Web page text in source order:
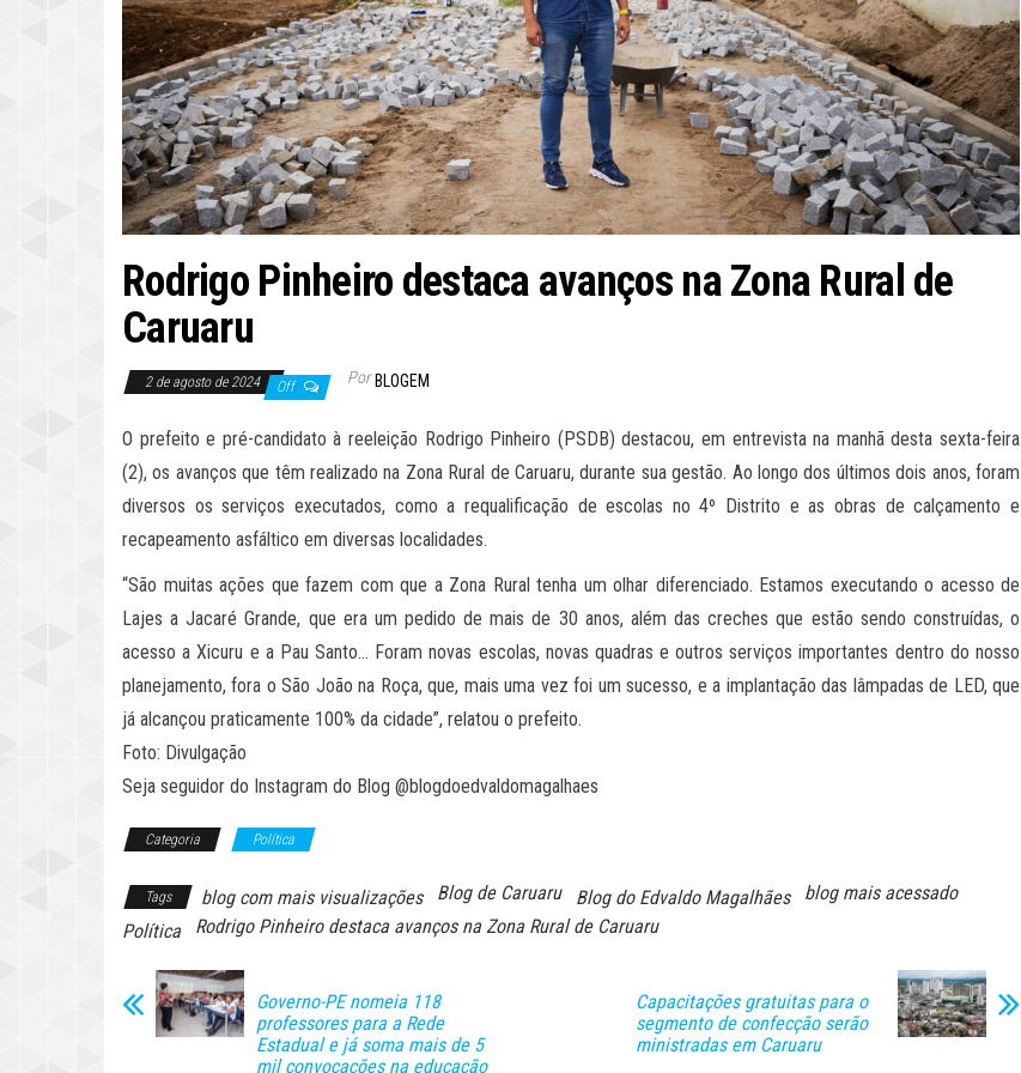
Rodrigo Pinheiro destaca avanços na Zona Rural de
Caruaru
2 de agosto de 2024 Off Por BLOGEM
O prefeito e pré-candidato à reeleição Rodrigo Pinheiro (PSDB) destacou, em entrevista na manhã desta sexta-feira
(2), os avanços que têm realizado na Zona Rural de Caruaru, durante sua gestão. Ao longo dos últimos dois anos, foram
diversos os serviços executados, como a requalificação de escolas no 4º Distrito e as obras de calçamento e
recapeamento asfáltico em diversas localidades.
“São muitas ações que fazem com que a Zona Rural tenha um olhar diferenciado. Estamos executando o acesso de
Lajes a Jacaré Grande, que era um pedido de mais de 30 anos, além das creches que estão sendo construídas, o
acesso a Xicuru e a Pau Santo… Foram novas escolas, novas quadras e outros serviços importantes dentro do nosso
planejamento, fora o São João na Roça, que, mais uma vez foi um sucesso, e a implantação das lâmpadas de LED, que
já alcançou praticamente 100% da cidade”, relatou o prefeito.
Foto: Divulgação
Seja seguidor do Instagram do Blog @blogdoedvaldomagalhaes
Categoria Política
Tags blog com mais visualizações Blog de Caruaru Blog do Edvaldo Magalhães
blog mais acessado
Política
Rodrigo Pinheiro destaca avanços na Zona Rural de Caruaru
Governo-PE nomeia 118
professores para a Rede
Estadual e já soma mais de 5
mil convocações na educação
Capacitações gratuitas para o
segmento de confecção serão
ministradas em Caruaru